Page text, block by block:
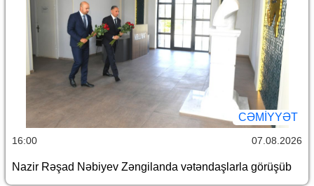
CƏMİYYƏT
16:00 07.08.2026
Nazir Rəşad Nəbiyev Zəngilanda vətəndaşlarla görüşüb